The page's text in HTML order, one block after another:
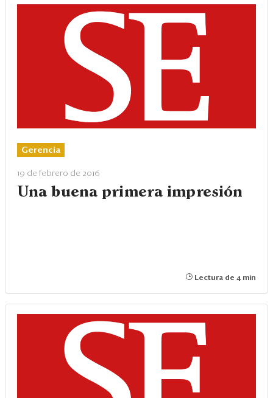
Gerencia
19 de febrero de 2016
Una buena primera impresión
Lectura de 4 min